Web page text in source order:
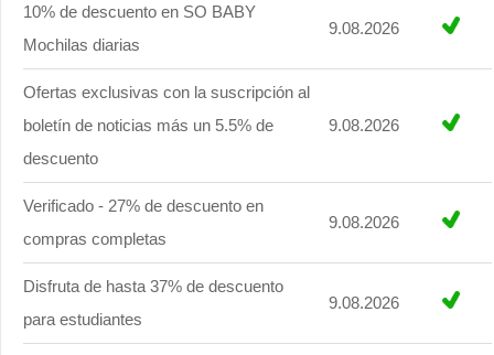
10% de descuento en SO BABY
Mochilas diarias
9.08.2026
Ofertas exclusivas con la suscripción al
boletín de noticias más un 5.5% de
descuento
9.08.2026
Verificado - 27% de descuento en
compras completas
9.08.2026
Disfruta de hasta 37% de descuento
para estudiantes
9.08.2026